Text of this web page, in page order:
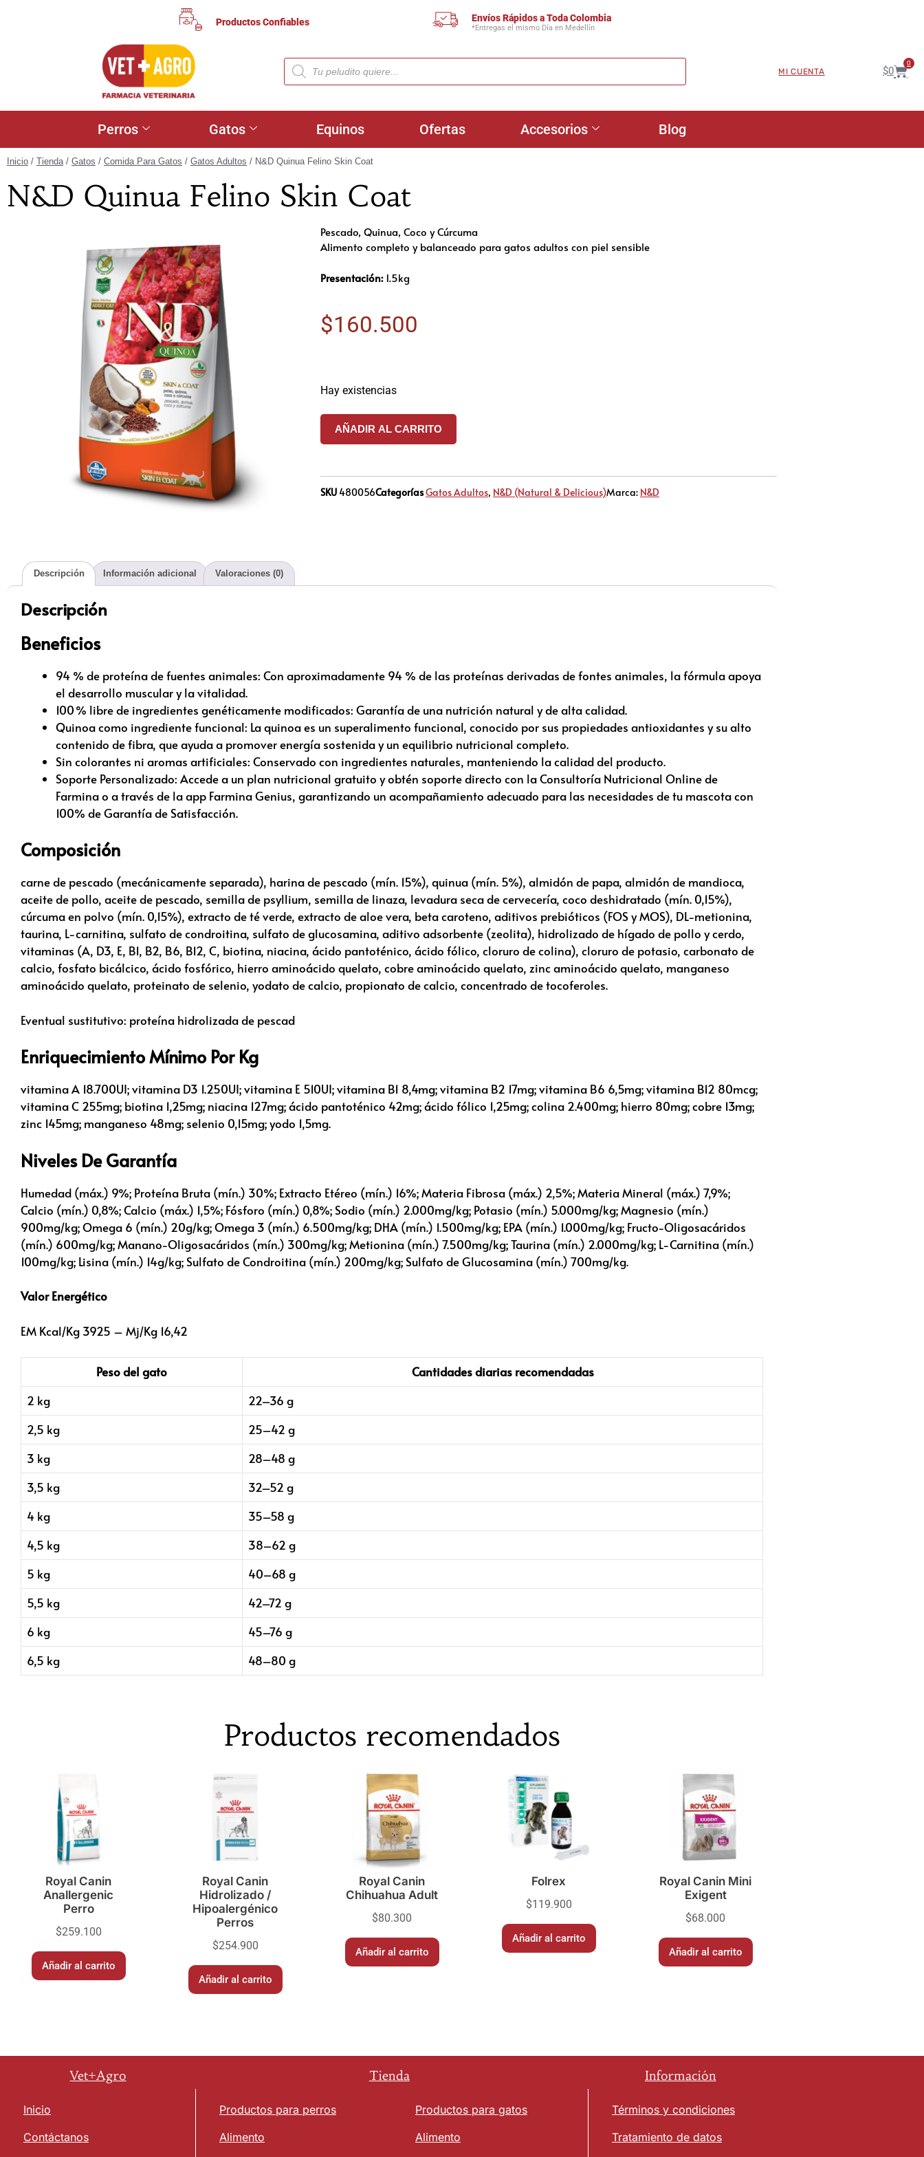
Productos Confiables Envíos Rápidos a Toda Colombia
*Entregas el mismo Día en Medellín
MI CUENTA $0
0
Perros Gatos Equinos Ofertas Accesorios Blog
Inicio / Tienda/ Gatos / Comida Para Gatos / Gatos Adultos / N&D Quinua Felino Skin Coat
N&D Quinua Felino Skin Coat
Pescado, Quinua, Coco y Cúrcuma
Alimento completo y balanceado para gatos adultos con piel sensible
Presentación:1.5kg
$160.500
Hay existencias
AÑADIR AL CARRITO
SKU480056CategoríasGatos Adultos, N&D (Natural & Delicious)Marca: N&D
Descripción Información adicional Valoraciones (0)
Descripción
Beneficios
94 % de proteína de fuentes animales: Con aproximadamente 94 % de las proteínas derivadas de fontes animales, la fórmula apoya
el desarrollo muscular y la vitalidad.
100 % libre de ingredientes genéticamente modificados: Garantía de una nutrición natural y de alta calidad.
Quinoa como ingrediente funcional: La quinoa es un superalimento funcional, conocido por sus propiedades antioxidantes y su alto
contenido de fibra, que ayuda a promover energía sostenida y un equilibrio nutricional completo.
Sin colorantes ni aromas artificiales: Conservado con ingredientes naturales, manteniendo la calidad del producto.
Soporte Personalizado: Accede a un plan nutricional gratuito y obtén soporte directo con la Consultoría Nutricional Online de
Farmina o a través de la app Farmina Genius, garantizando un acompañamiento adecuado para las necesidades de tu mascota con
100% de Garantía de Satisfacción.
Composición
carne de pescado (mecánicamente separada), harina de pescado (mín. 15%), quinua (mín. 5%), almidón de papa, almidón de mandioca,
aceite de pollo, aceite de pescado, semilla de psyllium, semilla de linaza, levadura seca de cervecería, coco deshidratado (mín. 0,15%),
cúrcuma en polvo (mín. 0,15%), extracto de té verde, extracto de aloe vera, beta caroteno, aditivos prebióticos (FOS y MOS), DL-metionina,
taurina, L-carnitina, sulfato de condroitina, sulfato de glucosamina, aditivo adsorbente (zeolita), hidrolizado de hígado de pollo y cerdo,
vitaminas (A, D3, E, B1, B2, B6, B12, C, biotina, niacina, ácido pantoténico, ácido fólico, cloruro de colina), cloruro de potasio, carbonato de
calcio, fosfato bicálcico, ácido fosfórico, hierro aminoácido quelato, cobre aminoácido quelato, zinc aminoácido quelato, manganeso
aminoácido quelato, proteinato de selenio, yodato de calcio, propionato de calcio, concentrado de tocoferoles.
Eventual sustitutivo: proteína hidrolizada de pescad
Enriquecimiento Mínimo Por Kg
vitamina A 18.700UI; vitamina D3 1.250UI; vitamina E 510UI; vitamina B1 8,4mg; vitamina B2 17mg; vitamina B6 6,5mg; vitamina B12 80mcg;
vitamina C 255mg; biotina 1,25mg; niacina 127mg; ácido pantoténico 42mg; ácido fólico 1,25mg; colina 2.400mg; hierro 80mg; cobre 13mg;
zinc 145mg; manganeso 48mg; selenio 0,15mg; yodo 1,5mg.
Niveles De Garantía
Humedad (máx.) 9%; Proteína Bruta (mín.) 30%; Extracto Etéreo (mín.) 16%; Materia Fibrosa (máx.) 2,5%; Materia Mineral (máx.) 7,9%;
Calcio (mín.) 0,8%; Calcio (máx.) 1,5%; Fósforo (mín.) 0,8%; Sodio (mín.) 2.000mg/kg; Potasio (mín.) 5.000mg/kg; Magnesio (mín.)
900mg/kg; Omega 6 (mín.) 20g/kg; Omega 3 (mín.) 6.500mg/kg; DHA (mín.) 1.500mg/kg; EPA (mín.) 1.000mg/kg; Fructo-Oligosacáridos
(mín.) 600mg/kg; Manano-Oligosacáridos (mín.) 300mg/kg; Metionina (mín.) 7.500mg/kg; Taurina (mín.) 2.000mg/kg; L-Carnitina (mín.)
100mg/kg; Lisina (mín.) 14g/kg; Sulfato de Condroitina (mín.) 200mg/kg; Sulfato de Glucosamina (mín.) 700mg/kg.
Valor Energético
EM Kcal/Kg 3925 – Mj/Kg 16,42
Peso del gato
Cantidades diarias recomendadas
2 kg
22–36 g
2,5 kg
25–42 g
3 kg
28–48 g
3,5 kg
32–52 g
4 kg
35–58 g
4,5 kg
38–62 g
5 kg
40–68 g
5,5 kg
42–72 g
6 kg
45–76 g
6,5 kg
48–80 g
Productos recomendados
Royal Canin
Anallergenic
Perro
$259.100
Añadir al carrito
Royal Canin
Hidrolizado /
Hipoalergénico
Perros
$254.900
Añadir al carrito
Royal Canin
Chihuahua Adult
$80.300
Añadir al carrito
Folrex
$119.900
Añadir al carrito
Royal Canin Mini
Exigent
$68.000
Añadir al carrito
Vet+Agro Tienda Información
Inicio
Contáctanos
Productos para perros
Alimento
Productos para gatos
Alimento
Términos y condiciones
Tratamiento de datos